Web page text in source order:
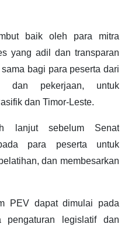
baik oleh para mitra
yang adil dan transparan
bagi para peserta dari
dan pekerjaan, untuk
dan Timor-Leste.
lanjut sebelum Senat
para peserta untuk
dan membesarkan
PEV dapat dimulai pada
pengaturan legislatif dan